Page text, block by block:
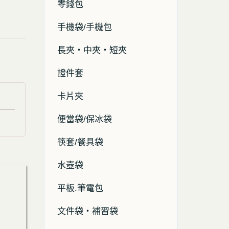
零錢包
手機袋/手機包
長夾・中夾・短夾
證件套
卡片夾
便當袋/保冰袋
筷套/餐具袋
水壺袋
平板.筆電包
文件袋・補習袋